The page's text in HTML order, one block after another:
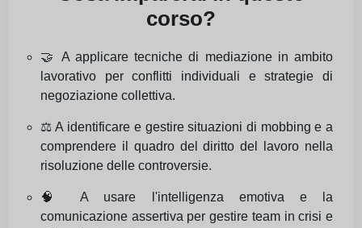
corso?
🤝 A applicare tecniche di mediazione in ambito
lavorativo per conflitti individuali e strategie di
negoziazione collettiva.
⚖️ A identificare e gestire situazioni di mobbing e a
comprendere il quadro del diritto del lavoro nella
risoluzione delle controversie.
🧠 A usare l'intelligenza emotiva e la
comunicazione assertiva per gestire team in crisi e